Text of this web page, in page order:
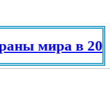
мира в 2025